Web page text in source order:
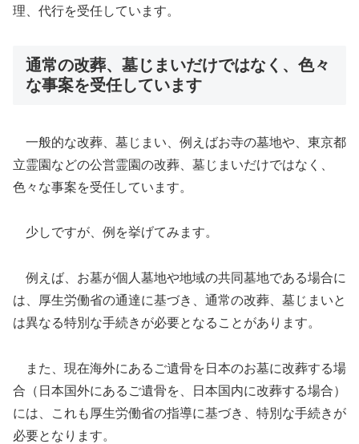
理、代行を受任しています。
通常の改葬、墓じまいだけではなく、色々
な事案を受任しています
一般的な改葬、墓じまい、例えばお寺の墓地や、東京都
立霊園などの公営霊園の改葬、墓じまいだけではなく、
色々な事案を受任しています。
少しですが、例を挙げてみます。
例えば、お墓が個人墓地や地域の共同墓地である場合に
は、厚生労働省の通達に基づき、通常の改葬、墓じまいと
は異なる特別な手続きが必要となることがあります。
また、現在海外にあるご遺骨を日本のお墓に改葬する場
合（日本国外にあるご遺骨を、日本国内に改葬する場合）
には、これも厚生労働省の指導に基づき、特別な手続きが
必要となります。